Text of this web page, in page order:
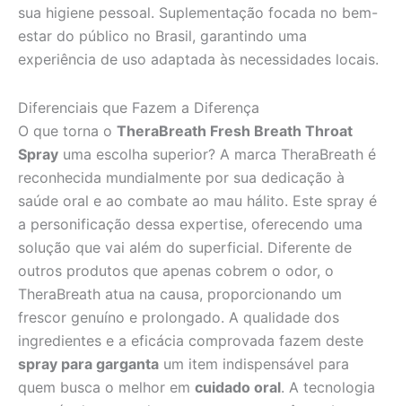
sua higiene pessoal. Suplementação focada no bem-
estar do público no Brasil, garantindo uma
experiência de uso adaptada às necessidades locais.
Diferenciais que Fazem a Diferença
O que torna o TheraBreath Fresh Breath Throat
Spray uma escolha superior? A marca TheraBreath é
reconhecida mundialmente por sua dedicação à
saúde oral e ao combate ao mau hálito. Este spray é
a personificação dessa expertise, oferecendo uma
solução que vai além do superficial. Diferente de
outros produtos que apenas cobrem o odor, o
TheraBreath atua na causa, proporcionando um
frescor genuíno e prolongado. A qualidade dos
ingredientes e a eficácia comprovada fazem deste
spray para garganta um item indispensável para
quem busca o melhor em cuidado oral. A tecnologia